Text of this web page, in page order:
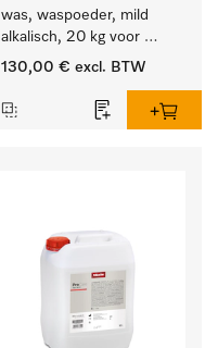
was, waspoeder, mild
alkalisch, 20 kg voor
behoud van kleur en
was.
130,00 € excl. BTW